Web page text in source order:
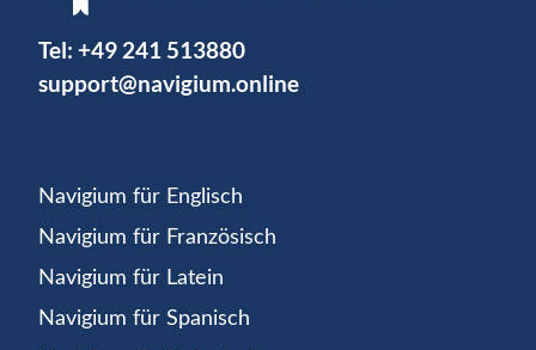
Tel: +49 241 513880
support@navigium.online
Navigium für Englisch
Navigium für Französisch
Navigium für Latein
Navigium für Spanisch